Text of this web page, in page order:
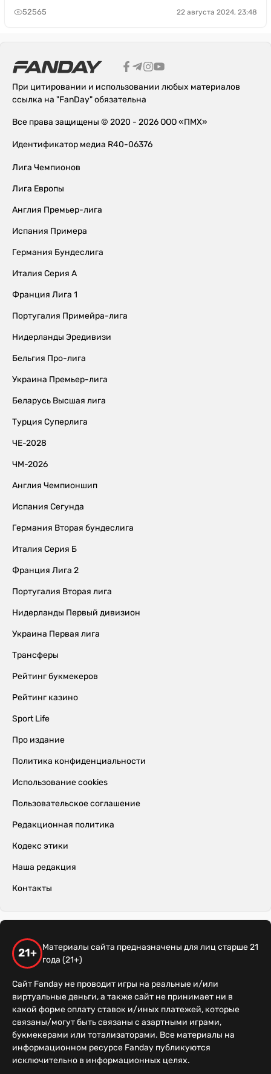
52565 22 августа 2024, 23:48
При цитировании и использовании любых материалов
ссылка на "FanDay" обязательна
Все права защищены © 2020 - 2026 ООО «ПМХ»
Идентификатор медиа R40-06376
Лига Чемпионов
Лига Европы
Англия Премьер-лига
Испания Примера
Германия Бундеслига
Италия Серия А
Франция Лига 1
Португалия Примейра-лига
Нидерланды Эредивизи
Бельгия Про-лига
Украина Премьер-лига
Беларусь Высшая лига
Турция Суперлига
ЧЕ-2028
ЧМ-2026
Англия Чемпионшип
Испания Сегунда
Германия Вторая бундеслига
Италия Серия Б
Франция Лига 2
Португалия Вторая лига
Нидерланды Первый дивизион
Украина Первая лига
Трансферы
Рейтинг букмекеров
Рейтинг казино
Sport Life
Про издание
Политика конфиденциальности
Использование cookies
Пользовательское соглашение
Редакционная политика
Кодекс этики
Наша редакция
Контакты
21+
Материалы сайта предназначены для лиц старше 21
года (21+)
Сайт Fanday не проводит игры на реальные и/или
виртуальные деньги, а также сайт не принимает ни в
какой форме оплату ставок и/иных платежей, которые
связаны/могут быть связаны с азартными играми,
букмекерами или тотализаторами. Все материалы на
информационном ресурсе Fanday публикуются
исключительно в информационных целях.